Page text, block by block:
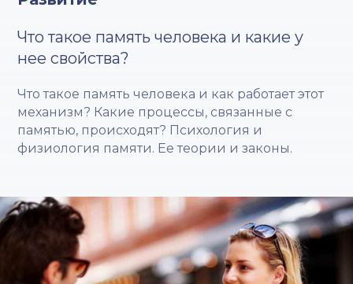
Что такое память человека и какие у
нее свойства?
Что такое память человека и как работает этот
механизм? Какие процессы, связанные с
памятью, происходят? Психология и
физиология памяти. Ее теории и законы.